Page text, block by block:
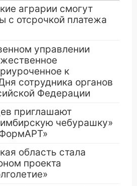
аграрии смогут
с отсрочкой платежа
управлении
к
сотрудника органов
Федерации
приглашают
чебурашку»
область стала
проекта